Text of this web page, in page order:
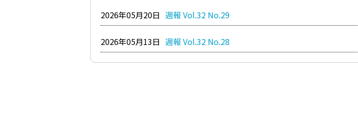
2026年05月20日 週報 Vol.32 No.29
2026年05月13日 週報 Vol.32 No.28